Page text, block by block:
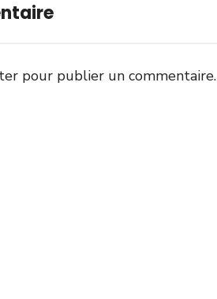
pour publier un commentaire.